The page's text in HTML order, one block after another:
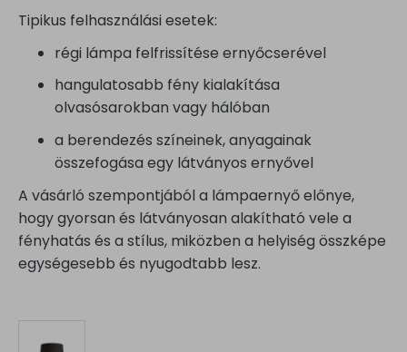
Tipikus felhasználási esetek:
régi lámpa felfrissítése ernyőcserével
hangulatosabb fény kialakítása
olvasósarokban vagy hálóban
a berendezés színeinek, anyagainak
összefogása egy látványos ernyővel
A vásárló szempontjából a lámpaernyő előnye,
hogy gyorsan és látványosan alakítható vele a
fényhatás és a stílus, miközben a helyiség összképe
egységesebb és nyugodtabb lesz.